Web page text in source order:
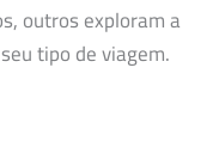
outros exploram a
tipo de viagem.